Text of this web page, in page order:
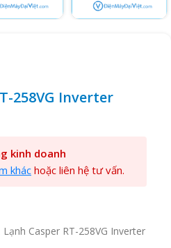
258VG Inverter
kinh doanh
khác hoặc liên hệ tư vấn.
Casper RT-258VG Inverter